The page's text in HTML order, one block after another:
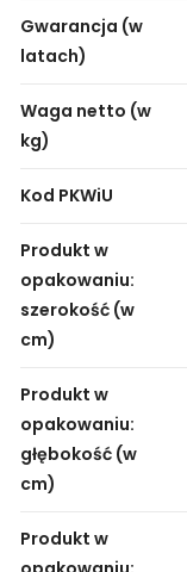
Gwarancja (w
latach)
Waga netto (w
kg)
Kod PKWiU
Produkt w
opakowaniu:
szerokość (w
cm)
Produkt w
opakowaniu:
głębokość (w
cm)
Produkt w